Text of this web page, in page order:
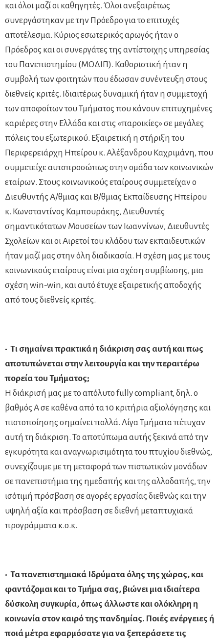
και όλοι μαζί οι καθηγητές. Όλοι ανεξαιρέτως
συνεργάστηκαν με την Πρόεδρο για το επιτυχές
αποτέλεσμα. Κύριος εσωτερικός αρωγός ήταν ο
Πρόεδρος και οι συνεργάτες της αντίστοιχης υπηρεσίας
του Πανεπιστημίου (ΜΟΔΙΠ). Καθοριστική ήταν η
συμβολή των φοιτητών που έδωσαν συνέντευξη στους
διεθνείς κριτές. Ιδιαιτέρως δυναμική ήταν η συμμετοχή
των αποφοίτων του Τμήματος που κάνουν επιτυχημένες
καριέρες στην Ελλάδα και στις «παροικίες» σε μεγάλες
πόλεις του εξωτερικού. Εξαιρετική η στήριξη του
Περιφερειάρχη Ηπείρου κ. Αλέξανδρου Καχριμάνη, που
συμμετείχε αυτοπροσώπως στην ομάδα των κοινωνικών
εταίρων. Στους κοινωνικούς εταίρους συμμετείχαν ο
Διευθυντής Α/θμιας και Β/θμιας Εκπαίδευσης Ηπείρου
κ. Κωνσταντίνος Καμπουράκης, Διευθυντές
σημαντικότατων Μουσείων των Ιωαννίνων, Διευθυντές
Σχολείων και οι Αιρετοί του κλάδου των εκπαιδευτικών
ήταν μαζί μας στην όλη διαδικασία. Η σχέση μας με τους
κοινωνικούς εταίρους είναι μια σχέση συμβίωσης, μια
σχέση win-win, και αυτό έτυχε εξαιρετικής αποδοχής
από τους διεθνείς κριτές.
• Τι σημαίνει πρακτικά η διάκριση σας αυτή και πως
αποτυπώνεται στην λειτουργία και την περαιτέρω
πορεία του Τμήματος;
Η διάκρισή μας με το απόλυτο fully compliant, δηλ. ο
βαθμός Α σε καθένα από τα 10 κριτήρια αξιολόγησης και
πιστοποίησης σημαίνει πολλά. Λίγα Τμήματα πέτυχαν
αυτή τη διάκριση. Το αποτύπωμα αυτής ξεκινά από την
εγκυρότητα και αναγνωρισιμότητα του πτυχίου διεθνώς,
συνεχίζουμε με τη μεταφορά των πιστωτικών μονάδων
σε πανεπιστήμια της ημεδαπής και της αλλοδαπής, την
ισότιμή πρόσβαση σε αγορές εργασίας διεθνώς και την
υψηλή αξία και πρόσβαση σε διεθνή μεταπτυχιακά
προγράμματα κ.ο.κ.
• Τα πανεπιστημιακά Ιδρύματα όλης της χώρας, και
φαντάζομαι και το Τμήμα σας, βιώνει μια ιδιαίτερα
δύσκολη συγκυρία, όπως άλλωστε και ολόκληρη η
κοινωνία στον καιρό της πανδημίας. Ποιές ενέργειες ή
ποιά μέτρα εφαρμόσατε για να ξεπεράσετε τις